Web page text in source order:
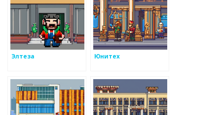
Элтеза Юнитех